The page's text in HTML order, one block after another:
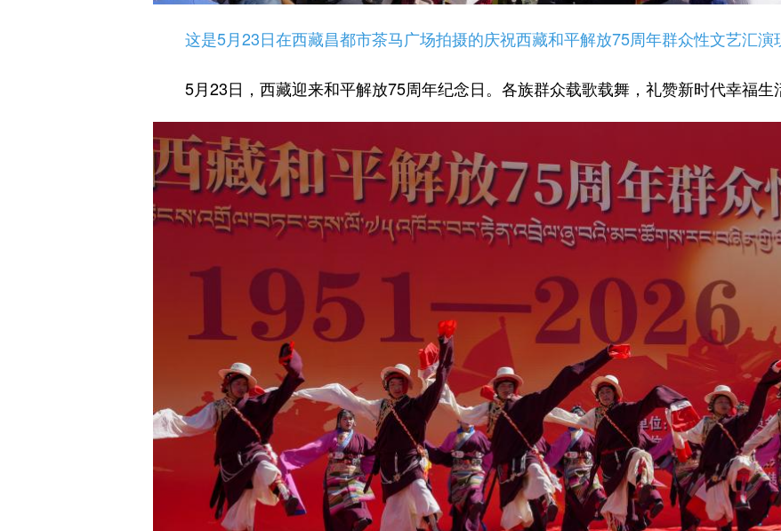
这是5月23日在西藏昌都市茶马广场拍摄的庆祝西藏和平解放75周年群众性文艺汇演
5月23日，西藏迎来和平解放75周年纪念日。各族群众载歌载舞，礼赞新时代幸福生